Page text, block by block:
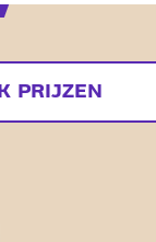
PRIJZEN